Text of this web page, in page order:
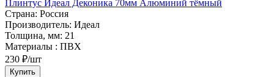
Плинтус Идеал Деконика 70мм Алюминий тёмный
Страна: Россия
Производитель: Идеал
Толщина, мм: 21
Материалы : ПВХ
230 ₽/шт
Купить